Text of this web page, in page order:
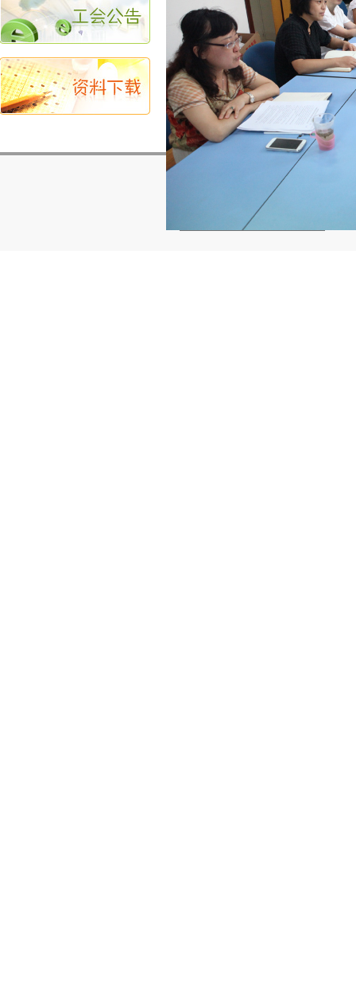
上海交通大学医学院工会 上海市重庆
分享到：